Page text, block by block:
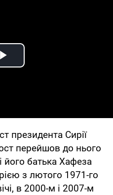
Play Video
президента Сирії
перейшов до нього
його батька Хафеза
з лютого 1971-го
в 2000-м і 2007-м